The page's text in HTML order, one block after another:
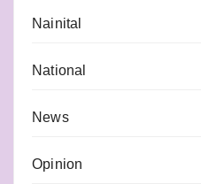
Nainital
National
News
Opinion